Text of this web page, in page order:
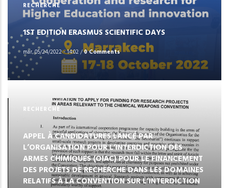
RECHERCHE
1ST EDITION ERASMUS SCIENTIFIC DAYS
mar, 05/24/2022 - 14:02 /0 Comments
RECHERCHE
APPEL À CANDIDATURES LANCÉ PAR
L’ORGANISATION POUR L’INTERDICTION DES
ARMES CHIMIQUES (OIAC) POUR LE FINANCEMENT
DES PROJETS DE RECHERCHE DANS LES DOMAINES
RELATIFS À LA CONVENTION SUR L’INTERDICTION